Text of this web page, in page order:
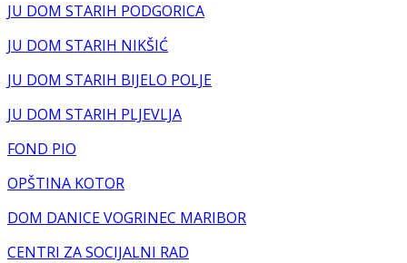
JU DOM STARIH PODGORICA
JU DOM STARIH NIKŠIĆ
JU DOM STARIH BIJELO POLJE
JU DOM STARIH PLJEVLJA
FOND PIO
OPŠTINA KOTOR
DOM DANICE VOGRINEC MARIBOR
CENTRI ZA SOCIJALNI RAD